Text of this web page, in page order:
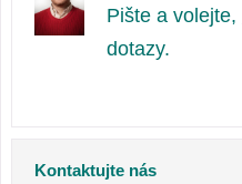
Pište a volejte,
dotazy.
Kontaktujte nás